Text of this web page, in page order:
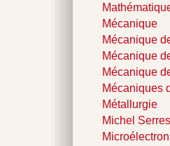
Mécanique
Mécanique
Mécanique
Mécanique
Mécaniques
Métallurgie
Michel